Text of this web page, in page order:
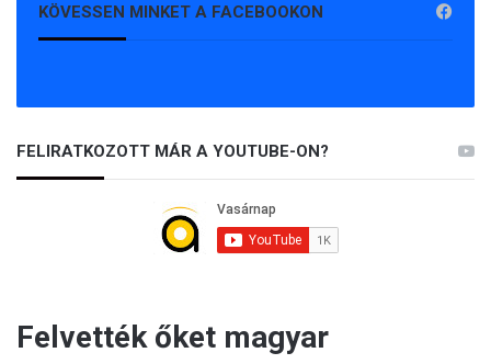
KÖVESSEN MINKET A FACEBOOKON
FELIRATKOZOTT MÁR A YOUTUBE-ON?